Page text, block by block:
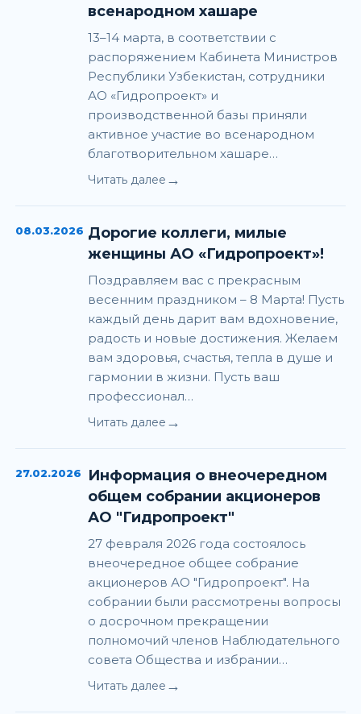
всенародном хашаре
13–14 марта, в соответствии с
распоряжением Кабинета Министров
Республики Узбекистан, сотрудники
АО «Гидропроект» и
производственной базы приняли
активное участие во всенародном
благотворительном хашаре…
Читать далее →
08.03.2026 Дорогие коллеги, милые
женщины АО «Гидропроект»!
Поздравляем вас с прекрасным
весенним праздником – 8 Марта! Пусть
каждый день дарит вам вдохновение,
радость и новые достижения. Желаем
вам здоровья, счастья, тепла в душе и
гармонии в жизни. Пусть ваш
профессионал…
Читать далее →
27.02.2026
Информация о внеочередном
общем собрании акционеров
АО "Гидропроект"
27 февраля 2026 года состоялось
внеочередное общее собрание
акционеров АО "Гидропроект". На
собрании были рассмотрены вопросы
о досрочном прекращении
полномочий членов Наблюдательного
совета Общества и избрании…
Читать далее →